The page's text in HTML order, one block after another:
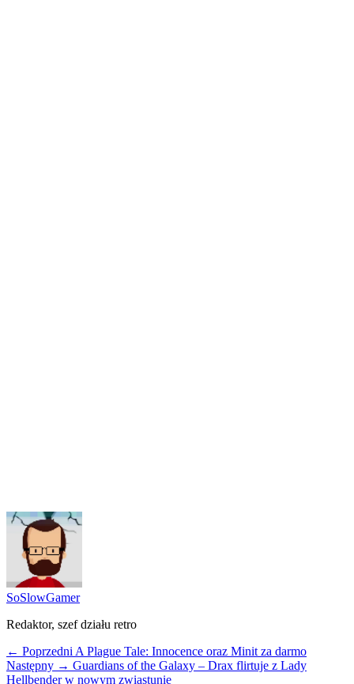
SoSlowGamer
Redaktor, szef działu retro
← Poprzedni A Plague Tale: Innocence oraz Minit za darmo
Następny → Guardians of the Galaxy – Drax flirtuje z Lady
Hellbender w nowym zwiastunie